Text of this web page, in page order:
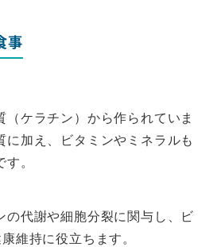
事
ケラチン）から作られていま
に加え、ビタミンやミネラルも
。
の代謝や細胞分裂に関与し、ビ
維持に役立ちます。